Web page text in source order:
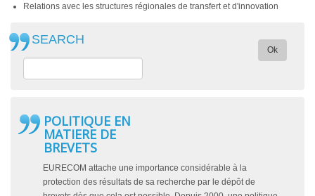
Relations avec les structures régionales de transfert et d'innovation
SEARCH
Ok
POLITIQUE EN
MATIERE DE
BREVETS
EURECOM attache une importance considérable à la
protection des résultats de sa recherche par le dépôt de